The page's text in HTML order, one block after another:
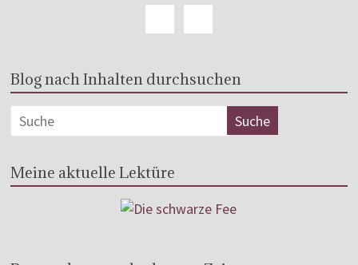
Blog nach Inhalten durchsuchen
Meine aktuelle Lektüre